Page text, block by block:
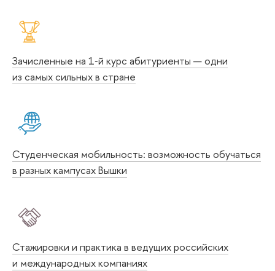
Зачисленные на 1‑й курс абитуриенты — одни
из самых сильных в стране
Студенческая мобильность: возможность обучаться
в разных кампусах Вышки
Стажировки и практика в ведущих российских
и международных компаниях